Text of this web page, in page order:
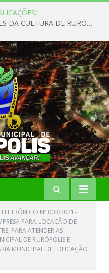
ESCUTA PÚBLICA COM AUTORES DA CULTURA DE RURÓPOLIS
ELETRÔNICO Nº 003/2021-
PARA LOCAÇÃO DE
PARA ATENDER AS
DE RURÓPOLIS E
MUNICIPAL DE EDUCAÇÃO